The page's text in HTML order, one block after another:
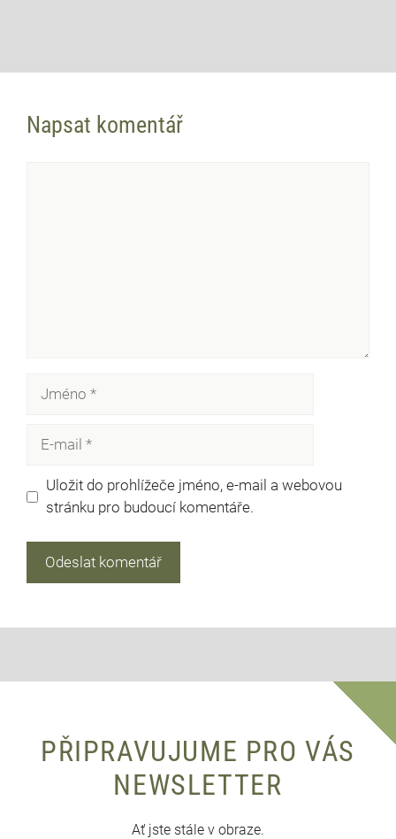
Napsat komentář
Uložit do prohlížeče jméno, e-mail a webovou
stránku pro budoucí komentáře.
PŘIPRAVUJUME PRO VÁS
NEWSLETTER
Ať jste stále v obraze.